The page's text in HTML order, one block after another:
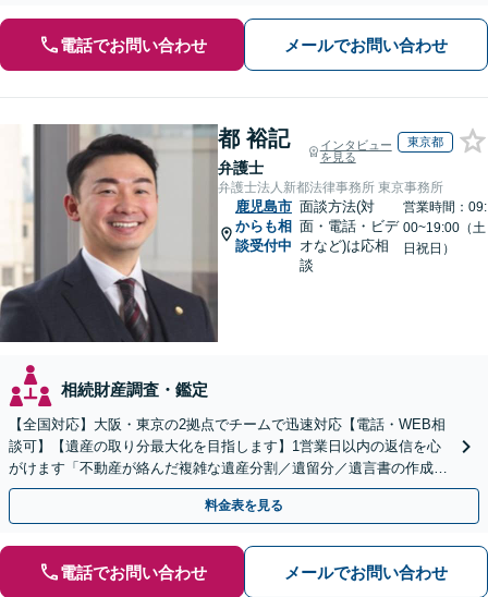
電話でお問い合わせ メールでお問い合わせ
都 裕記
弁護士
インタビュー
を見る
東京都
弁護士法人新都法律事務所 東京事務所
鹿児島市
からも相
談受付中
面談方法(対
面・電話・ビデ
オなど)は応相
談
営業時間：09:
00~19:00（土
日祝日）
相続財産調査・鑑定
【全国対応】大阪・東京の2拠点でチームで迅速対応【電話・WEB相
談可】【遺産の取り分最大化を目指します】1営業日以内の返信を心
がけます「不動産が絡んだ複雑な遺産分割／遺留分／遺言書の作成・
執行／事業承継など、お任せください」【休日相談あり】
料金表を見る
電話でお問い合わせ メールでお問い合わせ